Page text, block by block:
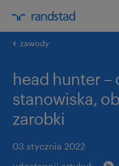
zawody
head hunter –
stanowiska,
zarobki
03 stycznia 2022